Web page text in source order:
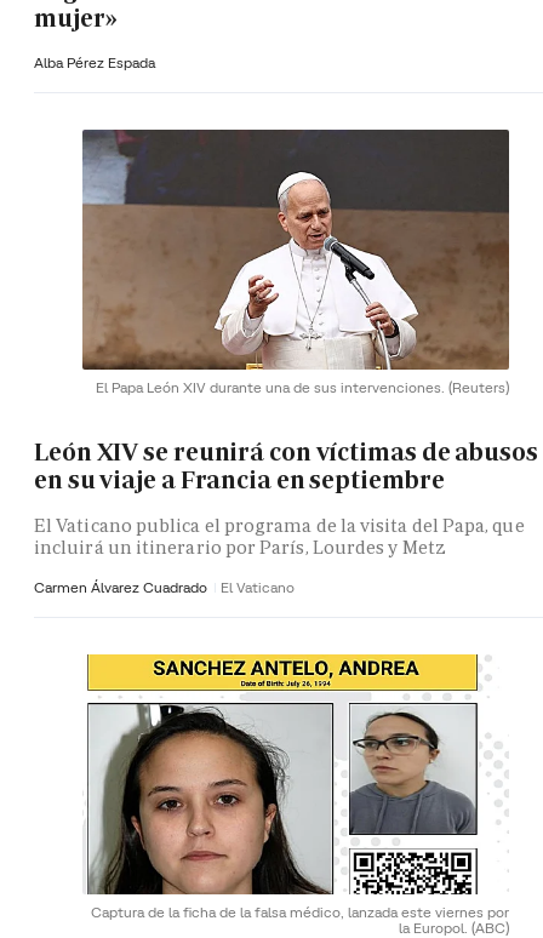
mujer»
Alba Pérez Espada
El Papa León XIV durante una de sus intervenciones. (Reuters)
León XIV se reunirá con víctimas de abusos
en su viaje a Francia en septiembre
El Vaticano publica el programa de la visita del Papa, que
incluirá un itinerario por París, Lourdes y Metz
Carmen Álvarez Cuadrado El Vaticano
Captura de la ficha de la falsa médico, lanzada este viernes por
la Europol. (ABC)